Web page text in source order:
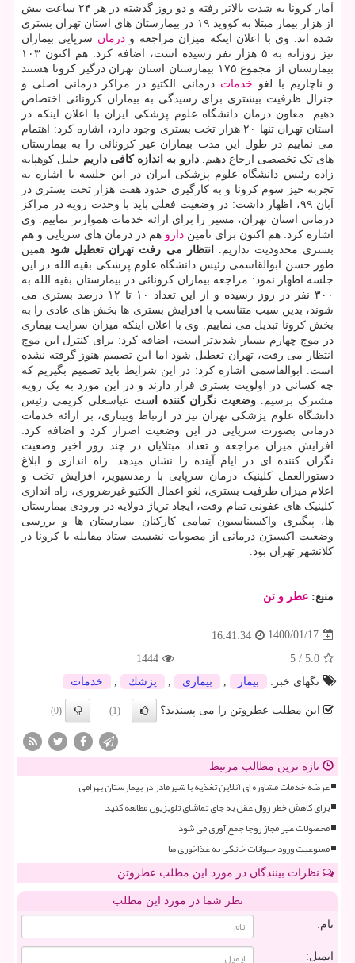
آمار کرونا به شدت بالاتر رفته و دو روز گذشته در هر ۲۴ ساعت بیش
از هزار بیمار مبتلا به کووید ۱۹ در بیمارستان های استان تهران بستری
شده اند. وی با اعلان اینکه میزان مراجعه ودرمان سرپایی بیماران
نیز روزانه به ۵ هزار نفر رسیده است، اضافه کرد: هم اکنون ۱۰۳
بیمارستان از مجموع ۱۷۵ بیمارستان استان تهران درگیر کرونا هستند
و ناچاریم با لغو خدمات درمانی الکتیو در مراکز درمانی اصلی و
جنرال ظرفیت بیشتری برای رسیدگی به بیماران کرونائی اختصاص
دهیم. معاون درمان دانشگاه علوم پزشکی ایران با اعلان اینکه در
استان تهران تنها ۲۰ هزار تخت بستری وجود دارد، اشاره کرد: اهتمام
می نماییم در طول این مدت بیماران غیر کرونائی را به بیمارستان
های تک تخصصی ارجاع دهیم.دارو به اندازه کافی داریم جلیل کوهپایه
زاده رئیس دانشگاه علوم پزشکی ایران در این جلسه با اشاره به
تجربه خیز سوم کرونا و به کارگیری حدود هفت هزار تخت بستری در
آبان ۹۹، اظهار داشت: در وضعیت فعلی باید با وحدت رویه در مراکز
درمانی استان تهران، مسیر را برای ارائه خدمات هموارتر نماییم. وی
اشاره کرد: هم اکنون برای تامین دارو هم در درمان های سرپایی و هم
بستری محدودیت نداریم.
انتظار می رفت تهران تعطیل شودهمین
طور حسن ابوالقاسمی رئیس دانشگاه علوم پزشکی بقیه الله در این
جلسه اظهار نمود: مراجعه بیماران کرونائی در بیمارستان بقیه الله به
۳۰۰ نفر در روز رسیده و از این تعداد ۱۰ تا ۱۲ درصد بستری می
شوند، بدین سبب متناسب با افزایش بستری ها بخش های عادی را به
بخش کرونا تبدیل می نماییم. وی با اعلان اینکه میزان سرایت بیماری
در موج چهارم بسیار شدیدتر است، اضافه کرد: برای کنترل این موج
انتظار می رفت، تهران تعطیل شود اما این تصمیم هنوز گرفته نشده
است. ابوالقاسمی اشاره کرد: در این شرایط باید تصمیم بگیریم که
چه کسانی در اولویت بستری قرار دارند و در این مورد به یک رویه
مشترک برسیم. وضعیت نگران کننده است عباسعلی کریمی رئیس
دانشگاه علوم پزشکی تهران نیز در ارتباط وبیناری، بر ارائه خدمات
درمانی بصورت سرپایی در این وضعیت اصرار کرد و اضافه کرد:
افزایش میزان مراجعه و تعداد مبتلایان در چند روز اخیر وضعیت
نگران کننده ای در ایام آینده را نشان میدهد. راه اندازی و ابلاغ
دستورالعمل کلینیک درمان سرپایی با رمدسیویر، افزایش تخت و
اعلام میزان ظرفیت بستری، لغو اعمال الکتیو غیرضروری، راه اندازی
کلینیک های عفونی تمام وقت، ایجاد تریاژ دولایه در ورودی بیمارستان
ها، پیگیری واکسیناسیون تمامی کارکنان بیمارستان ها و بررسی
وضعیت اکسیژن درمانی از مصوبات نشست ستاد مقابله با کرونا در
کلانشهر تهران بود.
منبع: عطر و تن
1400/01/17
16:41:34
5.0
/
5
1444
تگهای خبر:
بیمار بیماری پزشك خدمات
این مطلب عطروتن را می پسندید؟ (1)
(0)
تازه ترین مطالب مرتبط
عرضه خدمات مشاوره ای آنلاین تغذیه با شیرمادر در بیمارستان بهرامی
برای کاهش خطر زوال عقل به جای تماشای تلویزیون مطالعه کنید
محصولات غیر مجاز روجا جمع آوری می شود
ممنوعیت ورود حیوانات خانگی به غذاخوری ها
نظرات بینندگان در مورد این مطلب عطروتن
نظر شما در مورد این مطلب
نام:
ایمیل: